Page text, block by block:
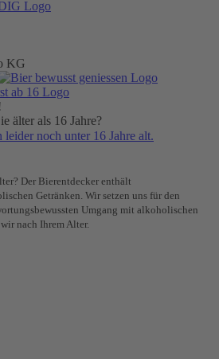
KG
älter als 16 Jahre?
leider noch unter 16 Jahre alt.
Der Bierentdecker enthält
Getränken. Wir setzen uns für den
Umgang mit alkoholischen
nach Ihrem Alter.